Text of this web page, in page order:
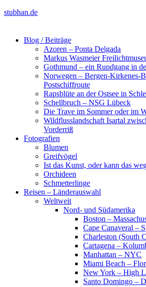
stubhan.de
Blog / Beiträge
Azoren – Ponta Delgada
Markus Wasmeier
Gothmund – ein Rundgang in
Norwegen – Bergen-Kirkenes-
Postschiffroute
Rapsblüte an der Ostsee in
Schellbruch – NSG Lübeck
Die Trave im Sommer oder im
Wildflusslandschaft Isartal
Vorderriß
Fotografien
Blumen
Greifvögel
Ist das Kunst, oder kann das
Orchideen
Schmetterlinge
Reisen – Länderauswahl
Weltweit
Nord- und Südamerika
Boston –
Cape Canaveral –
Charleston (South
Cartagena –
Manhattan – NYC
Miami Beach –
New York – High
Santo Domingo –